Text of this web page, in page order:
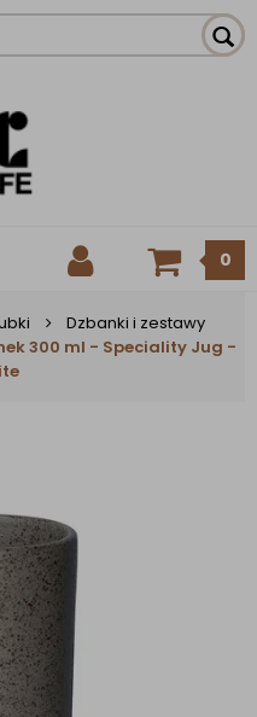
0
Dzbanki i zestawy
300 ml - Speciality Jug -